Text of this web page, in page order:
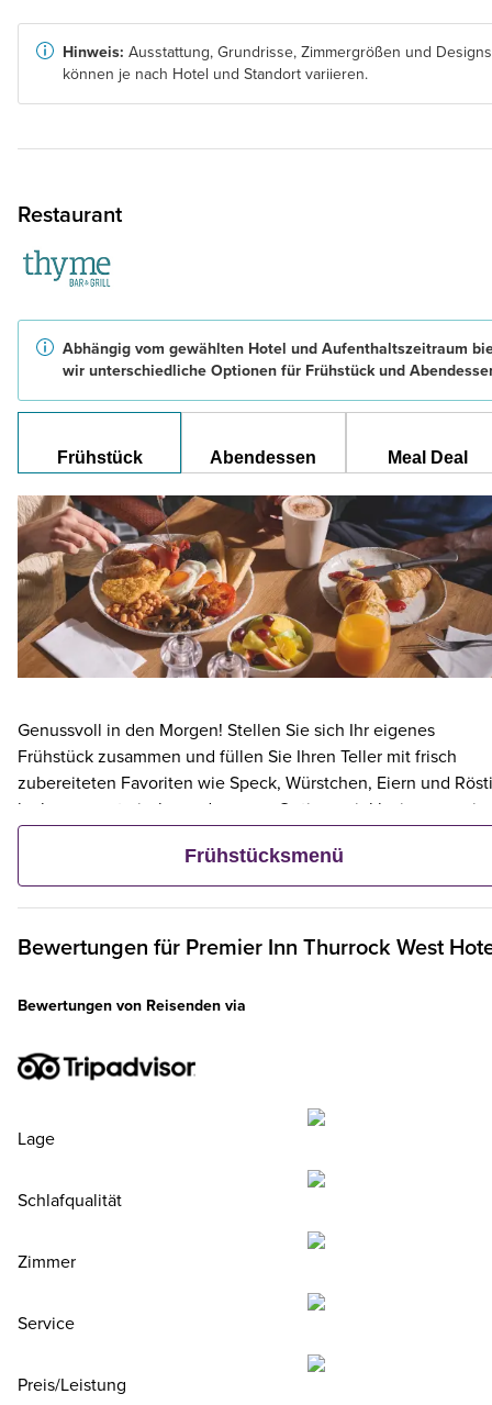
Hinweis: Ausstattung, Grundrisse, Zimmergrößen und Designs
können je nach Hotel und Standort variieren.
Restaurant
Abhängig vom gewählten Hotel und Aufenthaltszeitraum
wir unterschiedliche Optionen für Frühstück und
Frühstück Abendessen Meal Deal
Genussvoll in den Morgen! Stellen Sie sich Ihr eigenes
Frühstück zusammen und füllen Sie Ihren Teller mit frisch
zubereiteten Favoriten wie Speck, Würstchen, Eiern und
leckere vegetarische und vegane Optionen inklusive – sowie
kontinentalen Köstlichkeiten wie Obst, Müsli und frischem
Gebäck. Und wenn ein Erwachsener ein Premier Inn-
bestellt, frühstücken bis zu zwei Kinder kostenlos mit.**
Frühstücksmenü
Bewertungen für Premier Inn Thurrock West
Bewertungen von Reisenden via
Lage
Schlafqualität
Zimmer
Service
Preis/Leistung